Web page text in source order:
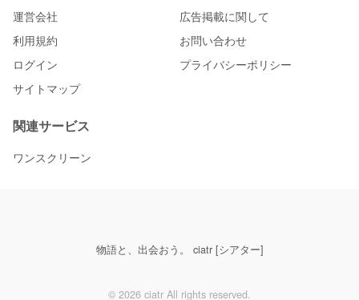
運営会社
広告掲載に関して
利用規約
お問い合わせ
ログイン
プライバシーポリシー
サイトマップ
関連サービス
ワンスクリーン
物語と、出会おう。 ciatr [シアター]
© 2026 ciatr All rights reserved.